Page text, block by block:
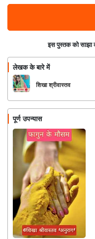
इस पुस्तक को साझा
लेखक के बारे में
शिखा श्रीवास्तव
पूर्ण उपन्यास